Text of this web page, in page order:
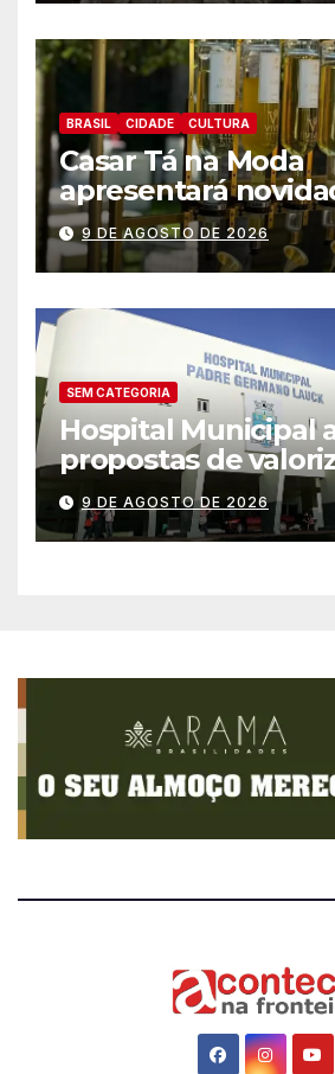
BRASIL CIDADE CULTURA
Casar Tá na Moda
apresentará
entretenimento
casamentos e
debutantes
9 DE AGOSTO DE 2026
SEM CATEGORIA
Hospital Municipal
propostas de
trabalhadores e
permanente de
9 DE AGOSTO DE 2026